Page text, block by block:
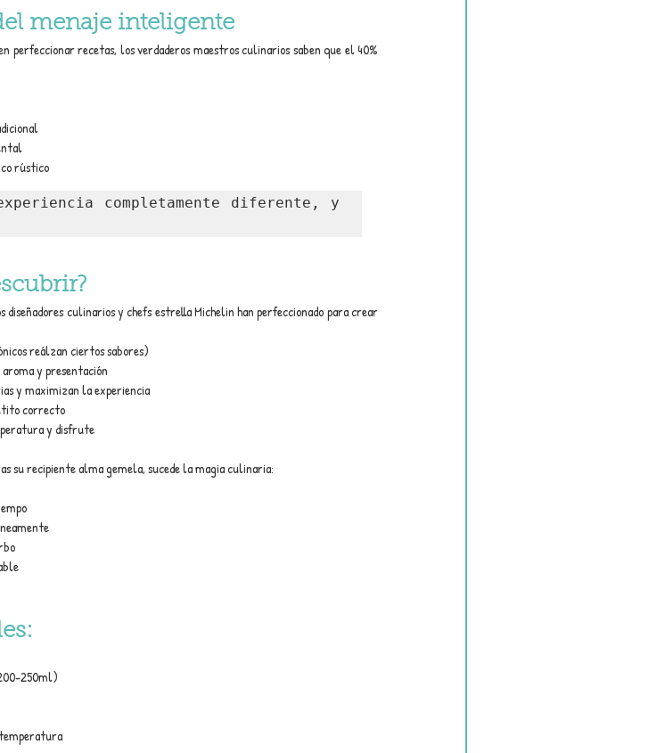
menaje inteligente
perfeccionar recetas, los verdaderos maestros culinarios saben que el 40%
rústico
completamente diferente, y
culinarios y chefs estrella Michelin han perfeccionado para crear
reálzan ciertos sabores)
y presentación
y maximizan la experiencia
correcto
y disfrute
su recipiente alma gemela, sucede la magia culinaria:
250ml)